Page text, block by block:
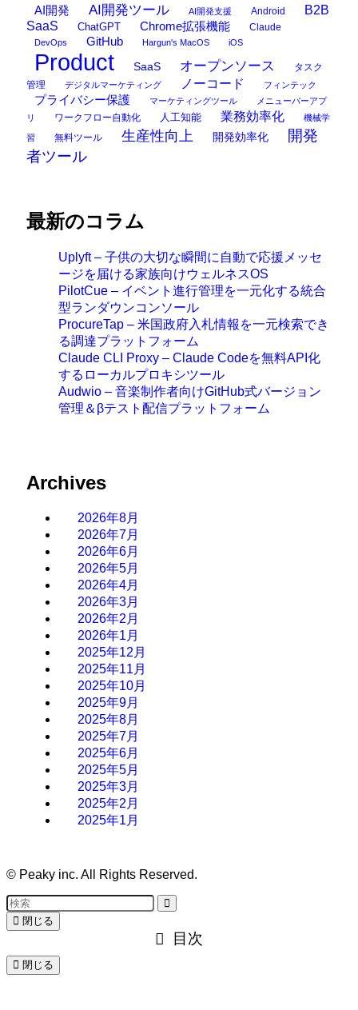
AI開発 AI開発ツール AI開発支援 Android
B2B
SaaS
ChatGPT Chrome拡張機能 Claude
DevOps GitHub Hargun's MacOS iOS
Product SaaS オープンソース
タスク
管理
デジタルマーケティング ノーコード フィンテック
プライバシー保護 マーケティングツール
メニューバーアプ
リ
ワークフロー自動化 人工知能 業務効率化 機械学
習 無料ツール 生産性向上 開発効率化
開発
者ツール
最新のコラム
Uplyft – 子供の大切な瞬間に自動で応援メッセ
ージを届ける家族向けウェルネスOS
PilotCue – イベント進行管理を一元化する統合
型ランダウンコンソール
ProcureTap – 米国政府入札情報を一元検索でき
る調達プラットフォーム
Claude CLI Proxy – Claude Codeを無料API化
するローカルプロキシツール
Audwio – 音楽制作者向けGitHub式バージョン
管理＆βテスト配信プラットフォーム
Archives
2026年8月
2026年7月
2026年6月
2026年5月
2026年4月
2026年3月
2026年2月
2026年1月
2025年12月
2025年11月
2025年10月
2025年9月
2025年8月
2025年7月
2025年6月
2025年5月
2025年3月
2025年2月
2025年1月
© Peaky inc. All Rights Reserved.
閉じる
目次
閉じる